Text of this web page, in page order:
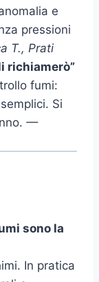
e
pressioni
T., Prati
li richiamerò”
fumi:
Si
—
sono la
In pratica